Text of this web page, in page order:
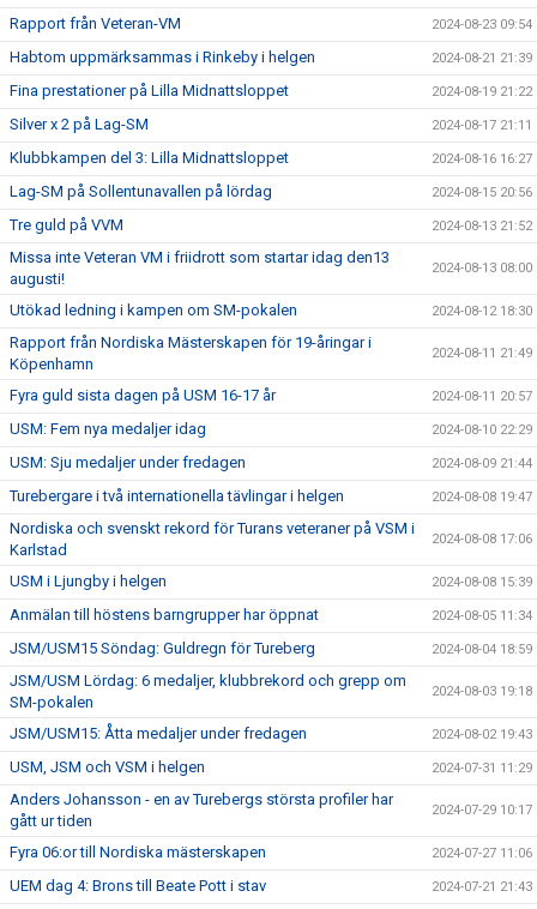
Rapport från Veteran-VM 2024-08-23 09:54
Habtom uppmärksammas i Rinkeby i helgen 2024-08-21 21:39
Fina prestationer på Lilla Midnattsloppet 2024-08-19 21:22
Silver x 2 på Lag-SM 2024-08-17 21:11
Klubbkampen del 3: Lilla Midnattsloppet 2024-08-16 16:27
Lag-SM på Sollentunavallen på lördag 2024-08-15 20:56
Tre guld på VVM 2024-08-13 21:52
Missa inte Veteran VM i friidrott som startar idag den13
augusti!
2024-08-13 08:00
Utökad ledning i kampen om SM-pokalen 2024-08-12 18:30
Rapport från Nordiska Mästerskapen för 19-åringar i
Köpenhamn
2024-08-11 21:49
Fyra guld sista dagen på USM 16-17 år 2024-08-11 20:57
USM: Fem nya medaljer idag 2024-08-10 22:29
USM: Sju medaljer under fredagen 2024-08-09 21:44
Turebergare i två internationella tävlingar i helgen 2024-08-08 19:47
Nordiska och svenskt rekord för Turans veteraner på VSM i
Karlstad
2024-08-08 17:06
USM i Ljungby i helgen 2024-08-08 15:39
Anmälan till höstens barngrupper har öppnat 2024-08-05 11:34
JSM/USM15 Söndag: Guldregn för Tureberg 2024-08-04 18:59
JSM/USM Lördag: 6 medaljer, klubbrekord och grepp om
SM-pokalen
2024-08-03 19:18
JSM/USM15: Åtta medaljer under fredagen 2024-08-02 19:43
USM, JSM och VSM i helgen 2024-07-31 11:29
Anders Johansson - en av Turebergs största profiler har
gått ur tiden
2024-07-29 10:17
Fyra 06:or till Nordiska mästerskapen 2024-07-27 11:06
UEM dag 4: Brons till Beate Pott i stav 2024-07-21 21:43